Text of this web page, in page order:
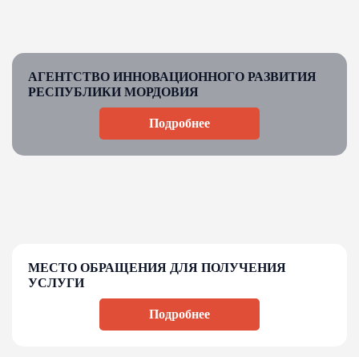
АГЕНТСТВО ИННОВАЦИОННОГО РАЗВИТИЯ
РЕСПУБЛИКИ МОРДОВИЯ
Подробнее
МЕСТО ОБРАЩЕНИЯ ДЛЯ ПОЛУЧЕНИЯ
УСЛУГИ
Подробнее